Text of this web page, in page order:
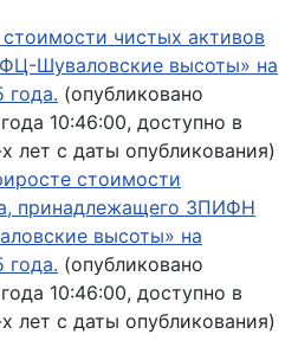
чистых активов
Шуваловские высоты» на
года. (опубликовано
10:46:00, доступно в
лет с даты опубликования)
стоимости
принадлежащего ЗПИФН
высоты» на
года. (опубликовано
10:46:00, доступно в
лет с даты опубликования)